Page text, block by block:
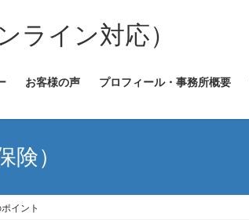
ライン対応）
お客様の声 プロフィール・事務所概要
険）
イント